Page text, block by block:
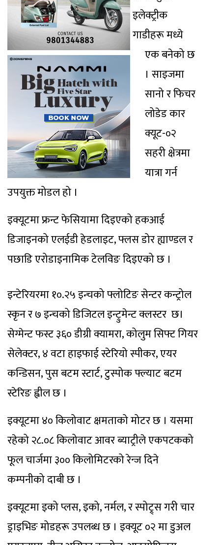
इलेक्ट्रीक
गाडीहरू मध्ये
एक बनेको छ
। साइजमा
सानो र फिचर
लोडेड कार
क्यूट-०२
सहरी क्षेत्रमा
यात्रा गर्न
उपयुक्त मोडल हो ।
इक्यूटमा फ्रन्ट फेसियामा दिइएको हकआई
डिजाइनको एलईडी हेडलाइट, फ्लस डोर ह्याण्डल र
पछाडि एरोडाइनामिक टेलविङ दिइएको छ ।
इन्टेरियरमा १०.२५ इन्चको फ्लोटिङ सेन्टर कन्ट्रोल
स्कृन र ७ इन्चको डिजिटल इन्ट्रुमेन्ट क्लस्टर छ।
सेग्मेन्ट फस्ट ३६० डीग्री क्यामरा, कोलुम सिफ्ट गियर
सेलेक्टर, ४ वटा हाइफाई स्टेरियो स्पीकर, एयर
कन्डिसन, पुस बटम स्टार्ट, टुस्पोक फ्ल्याट बटम
स्टेरिङ ह्वील छ ।
इक्यूटमा ४० किलोवाट क्षमताको मोटर छ । यसमा
रहेको २८.०८ किलोवाट आवर ब्याट्रीले एकपटकको
फूल चार्जमा ३०० किलोमिटरको रेन्ज दिने
कम्पनीको दाबी छ ।
इक्यूटमा इको प्लस, इको, नर्मल, र स्पोट्र्स गरी चार
ड्राइभिङ मोडहरू उपलब्ध छ । इक्यूट ०२ मा डुअल